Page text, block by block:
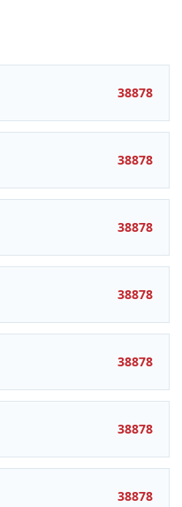
38878
38878
38878
38878
38878
38878
38878